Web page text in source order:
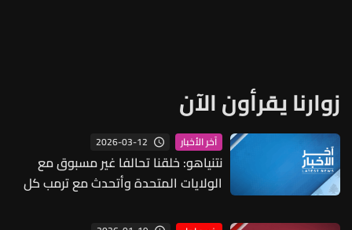
زوارنا يقرأون الآن
آخر الأخبار 2026-03-12
نتنياهو: خلقنا تحالفا غير مسبوق مع
الولايات المتحدة وأتحدث مع ترمب كل